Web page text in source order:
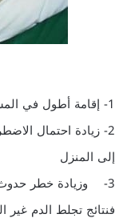
1- إقامة أطول في المستشفى
2- زيادة احتمال
إلى المنزل
3- وزيادة خطر حدوث جلطة دموية أخرى في المستقبل
فنتائج تجلط الدم